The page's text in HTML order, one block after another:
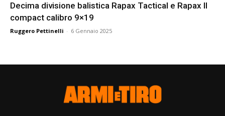
Decima divisione balistica Rapax Tactical e Rapax II
compact calibro 9×19
Ruggero Pettinelli - 6 Gennaio 2025